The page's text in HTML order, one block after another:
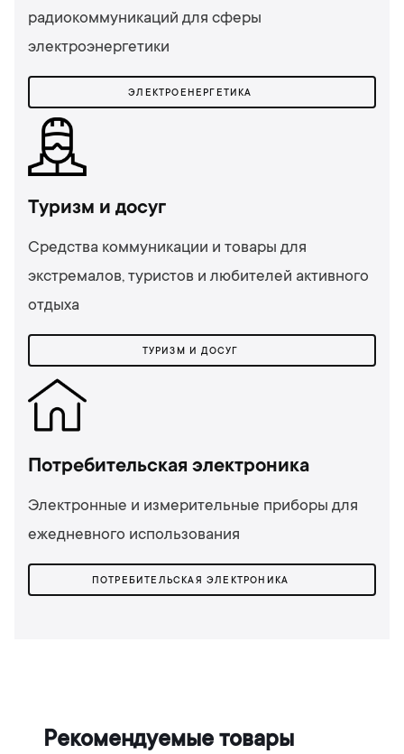
радиокоммуникаций для сферы
электроэнергетики
ЭЛЕКТРОЕНЕРГЕТИКА
Туризм и досуг
Средства коммуникации и товары для
экстремалов, туристов и любителей активного
отдыха
ТУРИЗМ И ДОСУГ
Потребительская электроника
Электронные и измерительные приборы для
ежедневного использования
ПОТРЕБИТЕЛЬСКАЯ ЭЛЕКТРОНИКА
Рекомендуемые товары